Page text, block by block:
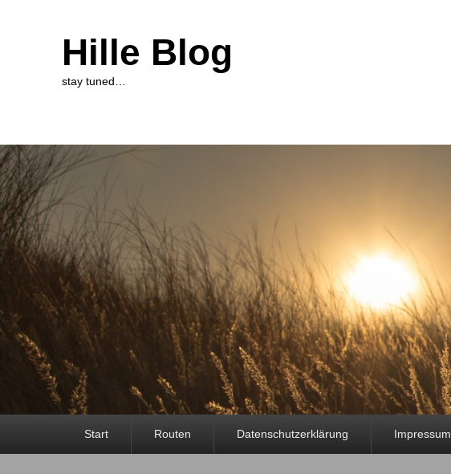
Hille Blog
stay tuned…
Start Routen Datenschutzerklärung Impressum